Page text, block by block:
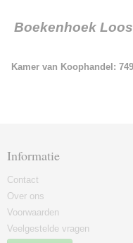
Boekenhoek
Kamer van Koophandel:
Informatie
Contact
Over ons
Voorwaarden
Veelgestelde vragen